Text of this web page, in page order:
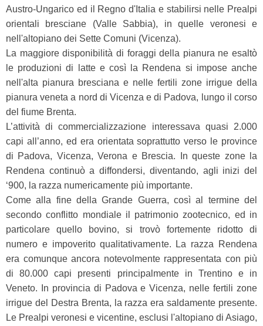
Austro-Ungarico ed il Regno d'Italia e stabilirsi nelle Prealpi
orientali bresciane (Valle Sabbia), in quelle veronesi e
nell'altopiano dei Sette Comuni (Vicenza).
La maggiore disponibilità di foraggi della pianura ne esaltò
le produzioni di latte e così la Rendena si impose anche
nell'alta pianura bresciana e nelle fertili zone irrigue della
pianura veneta a nord di Vicenza e di Padova, lungo il corso
del fiume Brenta.
L’attività di commercializzazione interessava quasi 2.000
capi all’anno, ed era orientata soprattutto verso le province
di Padova, Vicenza, Verona e Brescia. In queste zone la
Rendena continuò a diffondersi, diventando, agli inizi del
‘900, la razza numericamente più importante.
Come alla fine della Grande Guerra, così al termine del
secondo conflitto mondiale il patrimonio zootecnico, ed in
particolare quello bovino, si trovò fortemente ridotto di
numero e impoverito qualitativamente. La razza Rendena
era comunque ancora notevolmente rappresentata con più
di 80.000 capi presenti principalmente in Trentino e in
Veneto. In provincia di Padova e Vicenza, nelle fertili zone
irrigue del Destra Brenta, la razza era saldamente presente.
Le Prealpi veronesi e vicentine, esclusi l'altopiano di Asiago,